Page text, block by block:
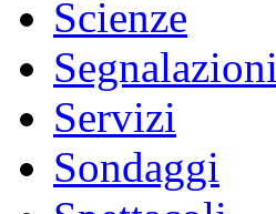
Scienze
Segnalazioni
Servizi
Sondaggi